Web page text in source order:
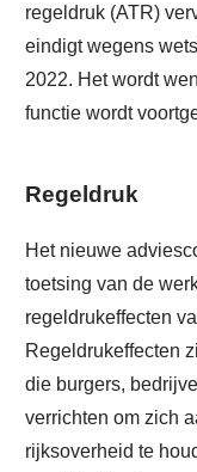
regeldruk (ATR)
eindigt wegens
2022. Het wordt
functie wordt
Regeldruk
Het nieuwe
toetsing van de
regeldrukeffecten
Regeldrukeffecten
die burgers,
verrichten om zich
rijksoverheid te